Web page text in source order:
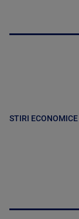
STIRI ECONOMICE